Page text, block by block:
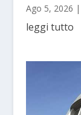
Ago 5, 2026 |
leggi tutto